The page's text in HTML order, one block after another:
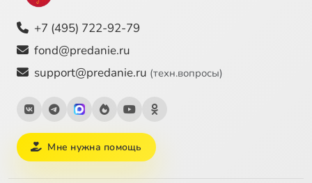
+7 (495) 722-92-79
fond@predanie.ru
support@predanie.ru (техн.вопросы)
Мне нужна помощь